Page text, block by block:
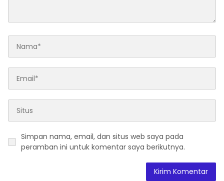
Simpan nama, email, dan situs web saya pada
peramban ini untuk komentar saya berikutnya.